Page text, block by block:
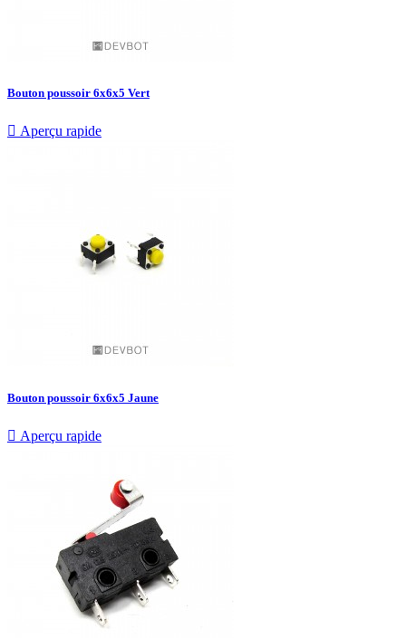
Bouton poussoir 6x6x5 Vert
 Aperçu rapide
Bouton poussoir 6x6x5 Jaune
 Aperçu rapide